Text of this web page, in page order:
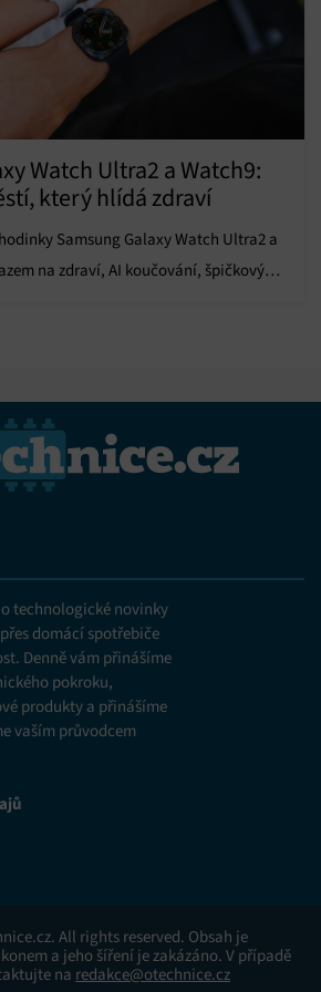
obsahu, Ukládání a sdělování
údajů.
Watch Ultra2 a Watch9:
který hlídá zdraví
Samsung Galaxy Watch Ultra2 a
na zdraví, AI koučování, špičkový
technologické novinky
domácí spotřebiče
Denně vám přinášíme
pokroku,
produkty a přinášíme
vaším průvodcem
All rights reserved. Obsah je
a jeho šíření je zakázáno. V případě
na redakce@otechnice.cz